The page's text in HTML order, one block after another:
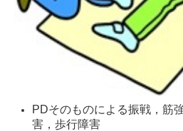
PDそのものによる振戦，筋
害，歩行障害